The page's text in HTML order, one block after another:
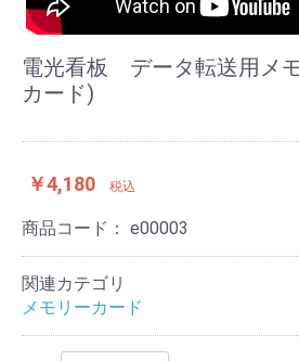
電光看板 データ転送用メ
カード)
￥4,180 税込
商品コード： e00003
関連カテゴリ
メモリーカード